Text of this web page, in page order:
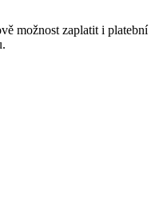
možnost zaplatit i platební